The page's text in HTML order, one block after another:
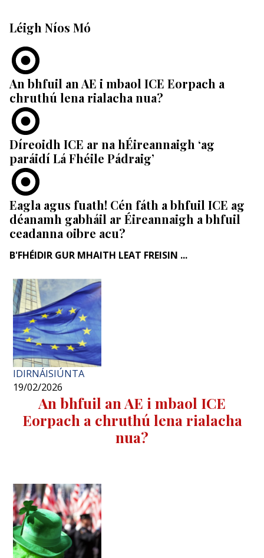
Léigh Níos Mó
An bhfuil an AE i mbaol ICE Eorpach a
chruthú lena rialacha nua?
Díreoidh ICE ar na hÉireannaigh ‘ag
paráidí Lá Fhéile Pádraig’
Eagla agus fuath! Cén fáth a bhfuil ICE ag
déanamh gabháil ar Éireannaigh a bhfuil
ceadanna oibre acu?
B'FHÉIDIR GUR MHAITH LEAT FREISIN ...
IDIRNÁISIÚNTA
19/02/2026
An bhfuil an AE i mbaol ICE
Eorpach a chruthú lena rialacha
nua?